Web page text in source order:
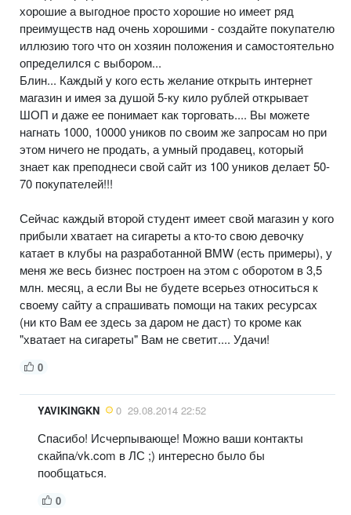
хорошие а выгодное просто хорошие но имеет ряд
преимуществ над очень хорошими - создайте покупателю
иллюзию того что он хозяин положения и самостоятельно
определился с выбором...
Блин... Каждый у кого есть желание открыть интернет
магазин и имея за душой 5-ку кило рублей открывает
ШОП и даже ее понимает как торговать.... Вы можете
нагнать 1000, 10000 уников по своим же запросам но при
этом ничего не продать, а умный продавец, который
знает как преподнеси свой сайт из 100 уников делает 50-
70 покупателей!!!
Сейчас каждый второй студент имеет свой магазин у кого
прибыли хватает на сигареты а кто-то свою девочку
катает в клубы на разработанной BMW (есть примеры), у
меня же весь бизнес построен на этом с оборотом в 3,5
млн. месяц, а если Вы не будете всерьез относиться к
своему сайту а спрашивать помощи на таких ресурсах
(ни кто Вам ее здесь за даром не даст) то кроме как
"хватает на сигареты" Вам не светит.... Удачи!
0
YAVIKINGKN 0 29.08.2014 22:52
Спасибо! Исчерпывающе! Можно ваши контакты
скайпа/vk.com в ЛС ;) интересно было бы
пообщаться.
0